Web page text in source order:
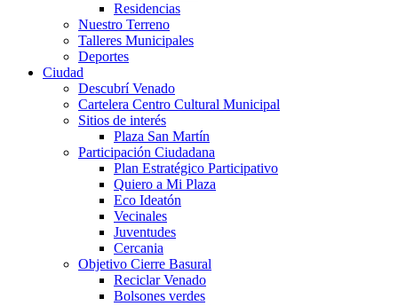
Residencias
Nuestro Terreno
Talleres Municipales
Deportes
Ciudad
Descubrí Venado
Cartelera Centro Cultural Municipal
Sitios de interés
Plaza San Martín
Participación Ciudadana
Plan Estratégico Participativo
Quiero a Mi Plaza
Eco Ideatón
Vecinales
Juventudes
Cercania
Objetivo Cierre Basural
Reciclar Venado
Bolsones verdes